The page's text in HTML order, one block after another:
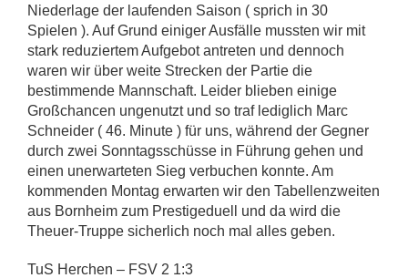
Niederlage der laufenden Saison ( sprich in 30
Spielen ). Auf Grund einiger Ausfälle mussten wir mit
stark reduziertem Aufgebot antreten und dennoch
waren wir über weite Strecken der Partie die
bestimmende Mannschaft. Leider blieben einige
Großchancen ungenutzt und so traf lediglich Marc
Schneider ( 46. Minute ) für uns, während der Gegner
durch zwei Sonntagsschüsse in Führung gehen und
einen unerwarteten Sieg verbuchen konnte. Am
kommenden Montag erwarten wir den Tabellenzweiten
aus Bornheim zum Prestigeduell und da wird die
Theuer-Truppe sicherlich noch mal alles geben.
TuS Herchen – FSV 2 1:3